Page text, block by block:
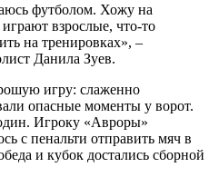
футболом. Хожу на
взрослые, что-то
на тренировках», –
Данила Зуев.
игру: слаженно
опасные моменты у ворот.
Игроку «Авроры»
с пенальти отправить мяч в
и кубок достались сборной